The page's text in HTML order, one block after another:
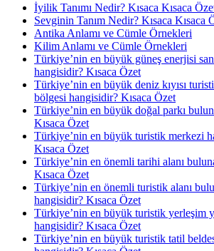
İyilik Tanımı Nedir? Kısaca Kısaca
Sevginin Tanım Nedir? Kısaca Kısaca
Antika Anlamı ve Cümle Örnekleri
Kilim Anlamı ve Cümle Örnekleri
Türkiye’nin en büyük güneş enerjisi
hangisidir? Kısaca Özet
Türkiye’nin en büyük deniz kıyısı
bölgesi hangisidir? Kısaca Özet
Türkiye’nin en büyük doğal parkı
Kısaca Özet
Türkiye’nin en büyük turistik merkezi
Kısaca Özet
Türkiye’nin en önemli tarihi alanı
Kısaca Özet
Türkiye’nin en önemli turistik alanı
hangisidir? Kısaca Özet
Türkiye’nin en büyük turistik yerleşim
hangisidir? Kısaca Özet
Türkiye’nin en büyük turistik tatil